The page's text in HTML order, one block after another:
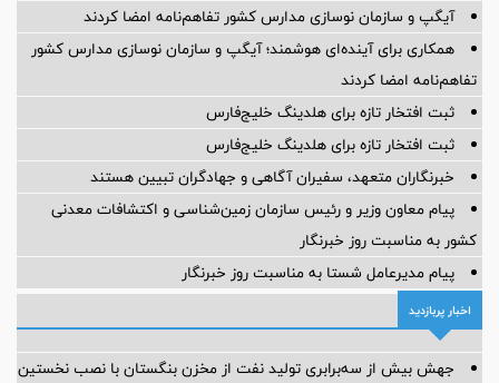
آیگپ و سازمان نوسازی مدارس کشور تفاهم‌نامه امضا کردند
همکاری برای آینده‌ای هوشمند؛ آیگپ و سازمان نوسازی مدارس کشور
تفاهم‌نامه امضا کردند
ثبت افتخار تازه برای هلدینگ خلیج‌فارس
ثبت افتخار تازه برای هلدینگ خلیج‌فارس
خبرنگاران متعهد، سفیران آگاهی و جهادگران تبیین هستند
پیام معاون وزیر و رئیس سازمان زمین‌شناسی و اکتشافات معدنی
کشور به مناسبت روز خبرنگار
پیام مدیرعامل شستا به مناسبت روز خبرنگار
اخبار پربازدید
جهش بیش از سه‌برابری تولید نفت از مخزن بنگستان با نصب نخستین